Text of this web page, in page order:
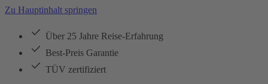
Zu Hauptinhalt springen
Über 25 Jahre Reise-Erfahrung
Best-Preis Garantie
TÜV zertifiziert